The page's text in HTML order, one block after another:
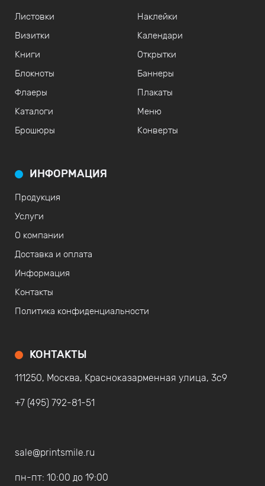
Листовки
Визитки
Книги
Блокноты
Флаеры
Каталоги
Брошюры
Наклейки
Календари
Открытки
Баннеры
Плакаты
Меню
Конверты
ИНФОРМАЦИЯ
Продукция
Услуги
О компании
Доставка и оплата
Информация
Контакты
Политика конфиденциальности
КОНТАКТЫ
111250, Москва, Красноказарменная улица, 3с9
+7 (495) 792-81-51
sale@printsmile.ru
пн-пт: 10:00 до 19:00